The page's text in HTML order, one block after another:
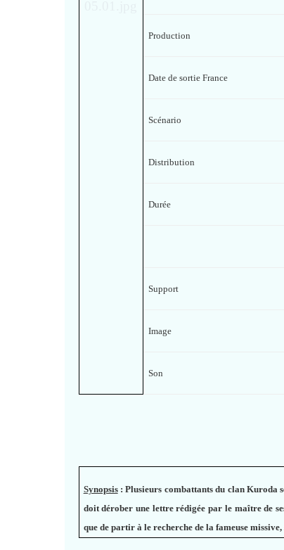
Production
Date de sortie France
Scénario
Distribution
Durée
Support
Image
Son
Synopsis :Plusieurs combattants du clan Kuroda
doit dérober une lettre rédigée par le maître de
que de partir à le recherche de la fameuse